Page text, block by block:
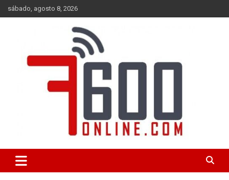
Skip
to
sábado, agosto 8, 2026
7600 online
nacional e internacional, deportiva y cultural.